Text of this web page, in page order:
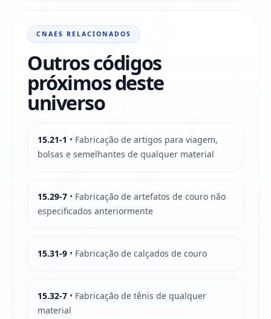
CNAES RELACIONADOS
Outros códigos
próximos deste
universo
15.21-1 • Fabricação de artigos para viagem,
bolsas e semelhantes de qualquer material
15.29-7 • Fabricação de artefatos de couro não
especificados anteriormente
15.31-9 • Fabricação de calçados de couro
15.32-7 • Fabricação de tênis de qualquer
material